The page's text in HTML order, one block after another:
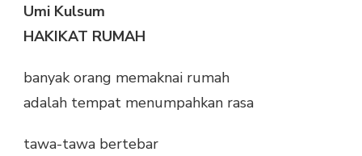
Umi Kulsum
HAKIKAT RUMAH
banyak orang memaknai rumah
adalah tempat menumpahkan rasa
tawa-tawa bertebar